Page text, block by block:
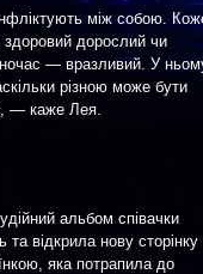
між собою.
здоровий дорослий чи
— вразливий. У
різною може бути
— каже Лея.
альбом співачки
відкрила нову сторінку
яка потрапила до